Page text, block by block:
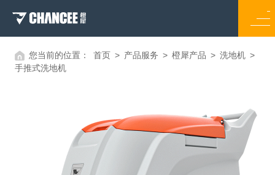
您当前的位置： 首页 > 产品服务 > 橙犀产品 > 洗地机 >
手推式洗地机